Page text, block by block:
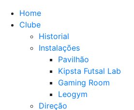
Home
Clube
Historial
Instalações
Pavilhão
Kipsta Futsal Lab
Gaming Room
Leogym
Direção